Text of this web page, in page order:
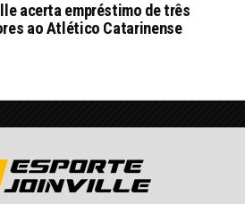
acerta empréstimo de três
ao Atlético Catarinense